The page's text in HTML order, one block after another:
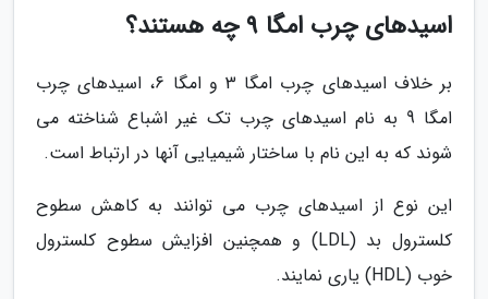
اسیدهای چرب امگا 9 چه هستند؟
بر خلاف اسیدهای چرب امگا 3 و امگا 6، اسیدهای چرب
امگا 9 به نام اسیدهای چرب تک غیر اشباع شناخته می
شوند که به این نام با ساختار شیمیایی آنها در ارتباط است.
این نوع از اسیدهای چرب می توانند به کاهش سطوح
کلسترول بد (LDL) و همچنین افزایش سطوح کلسترول
خوب (HDL) یاری نمایند.